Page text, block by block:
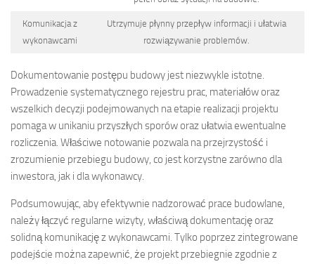
Komunikacja z
wykonawcami
Utrzymuje płynny przepływ informacji i ułatwia
rozwiązywanie problemów.
Dokumentowanie postępu budowy jest niezwykle istotne.
Prowadzenie systematycznego rejestru prac, materiałów oraz
wszelkich decyzji podejmowanych na etapie realizacji projektu
pomaga w unikaniu przyszłych sporów oraz ułatwia ewentualne
rozliczenia. Właściwe notowanie pozwala na przejrzystość i
zrozumienie przebiegu budowy, co jest korzystne zarówno dla
inwestora, jak i dla wykonawcy.
Podsumowując, aby efektywnie nadzorować prace budowlane,
należy łączyć regularne wizyty, właściwą dokumentację oraz
solidną komunikację z wykonawcami. Tylko poprzez zintegrowane
podejście można zapewnić, że projekt przebiegnie zgodnie z